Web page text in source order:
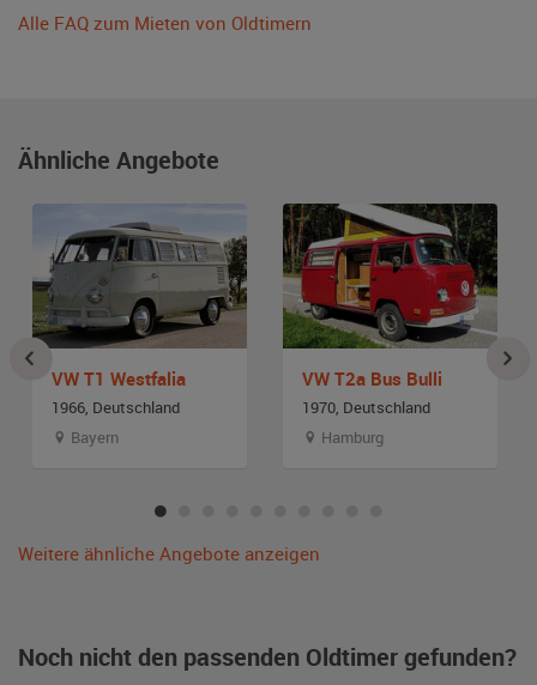
Alle FAQ zum Mieten von Oldtimern
Ähnliche Angebote
VW T1 Westfalia
1966, Deutschland
Bayern
VW T2a Bus Bulli
1970, Deutschland
Hamburg
Weitere ähnliche Angebote anzeigen
Noch nicht den passenden Oldtimer gefunden?